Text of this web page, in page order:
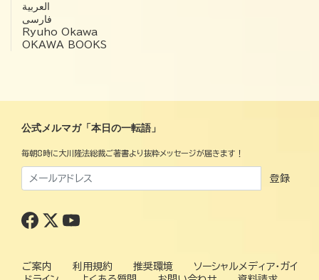
العربية‏
فارسی
Ryuho Okawa
OKAWA BOOKS
公式メルマガ「本日の一転語」
毎朝8時に大川隆法総裁ご著書より抜粋メッセージが届きます！
登録
ご案内 利用規約 推奨環境
ソーシャルメディア・ガイ